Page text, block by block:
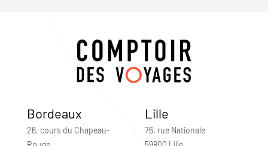
Bordeaux
26, cours du Chapeau-
Lille
76, rue Nationale